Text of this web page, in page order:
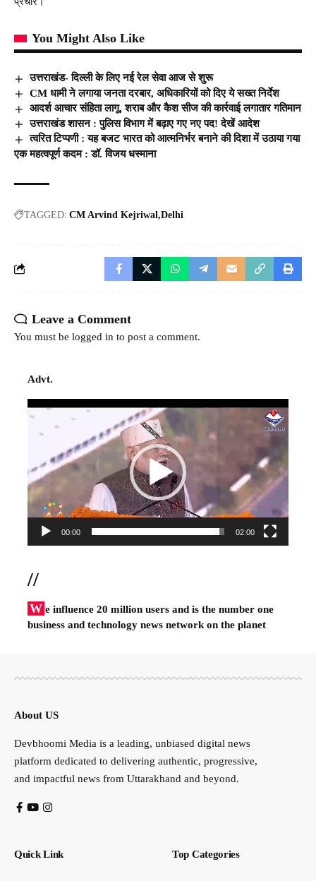
You Might Also Like
उत्तराखंड- दिल्ली के लिए नई रेल सेवा आज से शुरू
CM धामी ने लगाया जनता दरबार, अधिकारियों को दिए ये सख्त निर्देश
आदर्श आचार संहिता लागू, शराब और कैश सीज की कार्रवाई लगातार गतिमान
उत्तराखंड शासन : पुलिस विभाग में बढ़ाए गए नए पद! देखें आदेश
त्वरित टिप्पणी : यह बजट भारत को आत्मनिर्भर बनाने की दिशा में उठाया गया
एक महत्वपूर्ण कदम : डॉ. विजय धस्माना
TAGGED: CM Arvind Kejriwal Delhi
Leave a Comment
You must be logged in to post a comment.
Advt.
Video
00:00 02:00
//
W e influence 20 million users and is the number one
business and technology news network on the planet
About US
Devbhoomi Media is a leading, unbiased digital news
platform dedicated to delivering authentic, progressive,
and impactful news from Uttarakhand and beyond.
Quick Link Top Categories